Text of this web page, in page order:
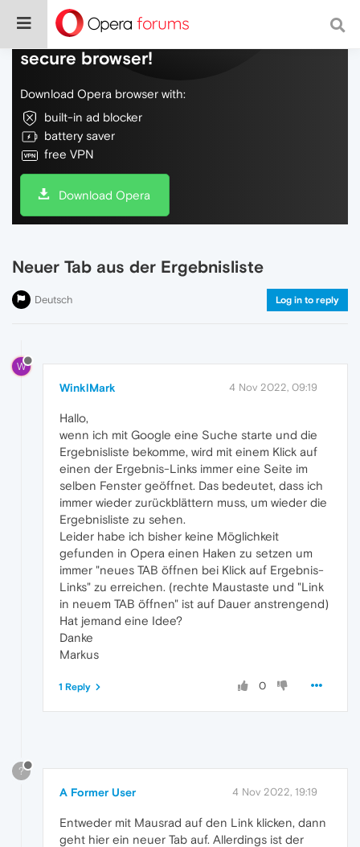
Do more on the web, with a fast and
secure browser!
Download Opera browser with:
built-in ad blocker
battery saver
free VPN
Download Opera
Neuer Tab aus der Ergebnisliste
Deutsch Log in to reply
W
WinklMark 4 Nov 2022, 09:19
Hallo,
wenn ich mit Google eine Suche starte und die
Ergebnisliste bekomme, wird mit einem Klick auf
einen der Ergebnis-Links immer eine Seite im
selben Fenster geöffnet. Das bedeutet, dass ich
immer wieder zurückblättern muss, um wieder die
Ergebnisliste zu sehen.
Leider habe ich bisher keine Möglichkeit
gefunden in Opera einen Haken zu setzen um
immer "neues TAB öffnen bei Klick auf Ergebnis-
Links" zu erreichen. (rechte Maustaste und "Link
in neuem TAB öffnen" ist auf Dauer anstrengend)
Hat jemand eine Idee?
Danke
Markus
0
1 Reply
?
A Former User 4 Nov 2022, 19:19
Entweder mit Mausrad auf den Link klicken, dann
geht hier ein neuer Tab auf. Allerdings ist der